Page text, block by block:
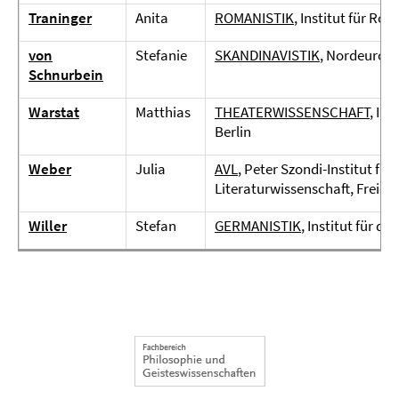
Traninger
Anita ROMANISTIK, Institut für
von
Schnurbein
Stefanie SKANDINAVISTIK,
Warstat Matthias THEATERWISSENSCHAFT,
Berlin
Weber
Julia AVL, Peter Szondi-Institut für
Literaturwissenschaft, Freie
Willer
Stefan GERMANISTIK, Institut für